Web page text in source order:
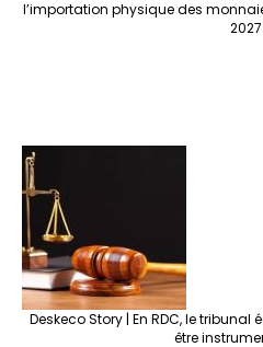
l’importation physique des
2027
Deskeco Story | En RDC, le
être